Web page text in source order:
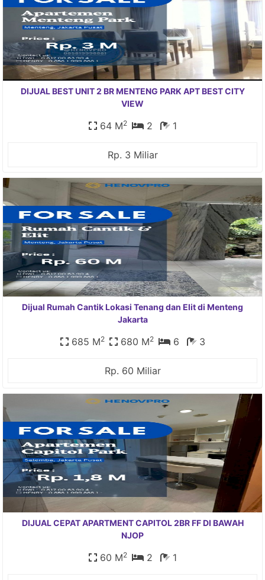
DIJUAL BEST UNIT 2 BR MENTENG PARK APT BEST CITY
VIEW
64 M2 2 1
Rp. 3 Miliar
Dijual Rumah Cantik Lokasi Tenang dan Elit di Menteng
Jakarta
685 M2 680 M2 6 3
Rp. 60 Miliar
DIJUAL CEPAT APARTMENT CAPITOL 2BR FF DI BAWAH
NJOP
60 M2 2 1